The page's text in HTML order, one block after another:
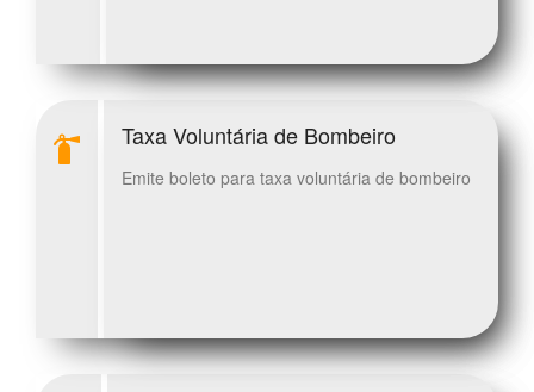
Taxa Voluntária de Bombeiro
Emite boleto para taxa voluntária de bombeiro